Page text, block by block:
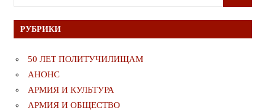
для:
РУБРИКИ
50 ЛЕТ ПОЛИТУЧИЛИЩАМ
АНОНС
АРМИЯ И КУЛЬТУРА
АРМИЯ И ОБЩЕСТВО